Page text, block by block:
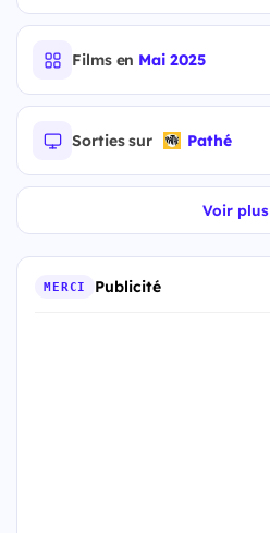
Films en Mai 2025
Sorties sur Pathé
Voir plus
MERCI Publicité